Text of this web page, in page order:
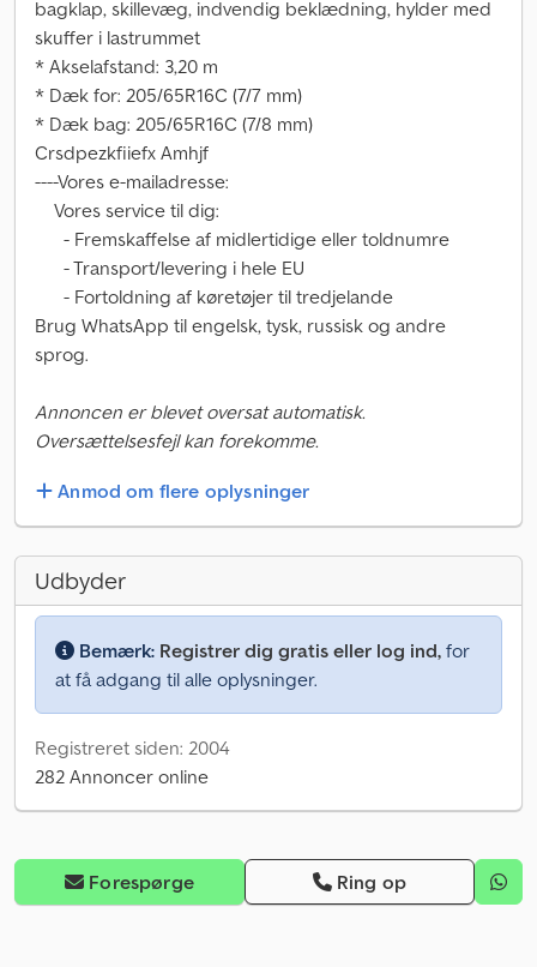
bagklap, skillevæg, indvendig beklædning, hylder med
skuffer i lastrummet
* Akselafstand: 3,20 m
* Dæk for: 205/65R16C (7/7 mm)
* Dæk bag: 205/65R16C (7/8 mm)
Crsdpezkfiiefx Amhjf
----Vores e-mailadresse:
Vores service til dig:
- Fremskaffelse af midlertidige eller toldnumre
- Transport/levering i hele EU
- Fortoldning af køretøjer til tredjelande
Brug WhatsApp til engelsk, tysk, russisk og andre
sprog.
Annoncen er blevet oversat automatisk.
Oversættelsesfejl kan forekomme.
Anmod om flere oplysninger
Udbyder
Bemærk: Registrer dig gratis eller log ind, for
at få adgang til alle oplysninger.
Registreret siden: 2004
282 Annoncer online
Forespørge Ring op